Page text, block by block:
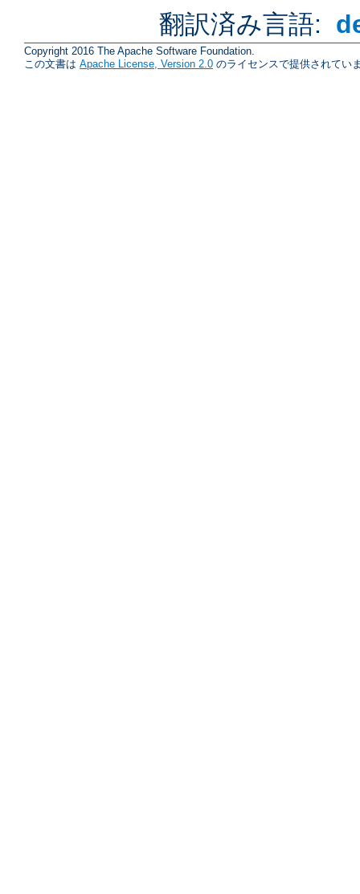
翻訳済み言語:
Copyright 2016 The Apache Software Foundation.
この文書は Apache License, Version 2.0 のライセンスで提供されてい